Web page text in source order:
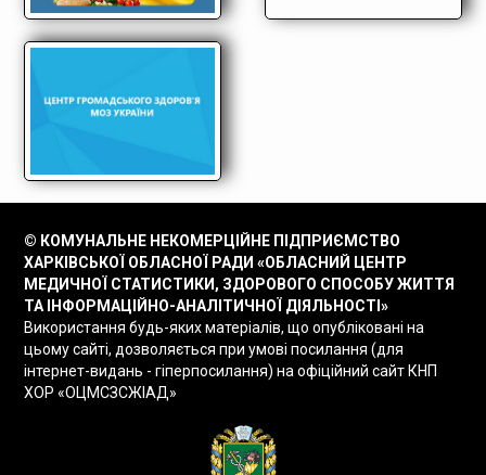
© КОМУНАЛЬНЕ НЕКОМЕРЦІЙНЕ ПІДПРИЄМСТВО
ХАРКІВСЬКОЇ ОБЛАСНОЇ РАДИ «ОБЛАСНИЙ ЦЕНТР
МЕДИЧНОЇ СТАТИСТИКИ, ЗДОРОВОГО СПОСОБУ ЖИТТЯ
ТА ІНФОРМАЦІЙНО-АНАЛІТИЧНОЇ ДІЯЛЬНОСТІ»
Використання будь-яких матеріалів, що опубліковані на
цьому сайті, дозволяється при умові посилання (для
інтернет-видань - гіперпосилання) на офіційний сайт КНП
ХОР «ОЦМСЗСЖІАД»